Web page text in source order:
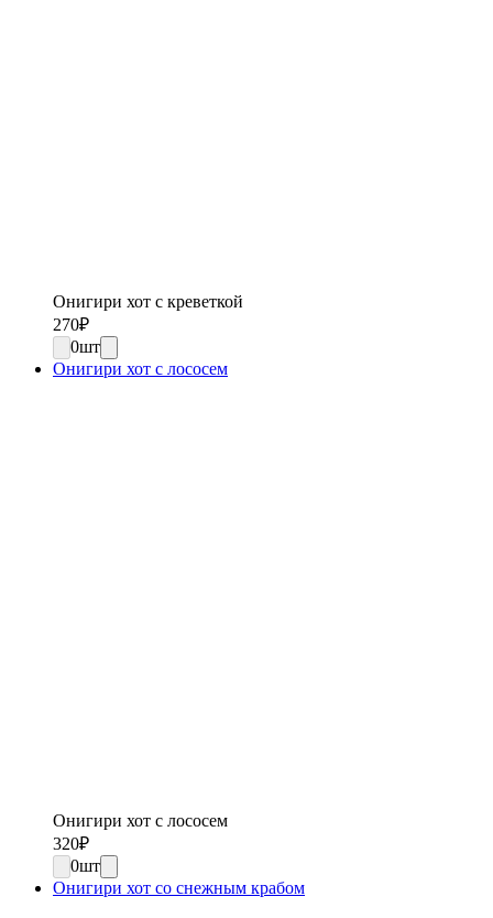
Онигири хот с креветкой
270₽
0шт
Онигири хот с лососем
Онигири хот с лососем
320₽
0шт
Онигири хот со снежным крабом